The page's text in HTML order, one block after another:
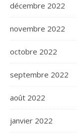
décembre 2022
novembre 2022
octobre 2022
septembre 2022
août 2022
janvier 2022